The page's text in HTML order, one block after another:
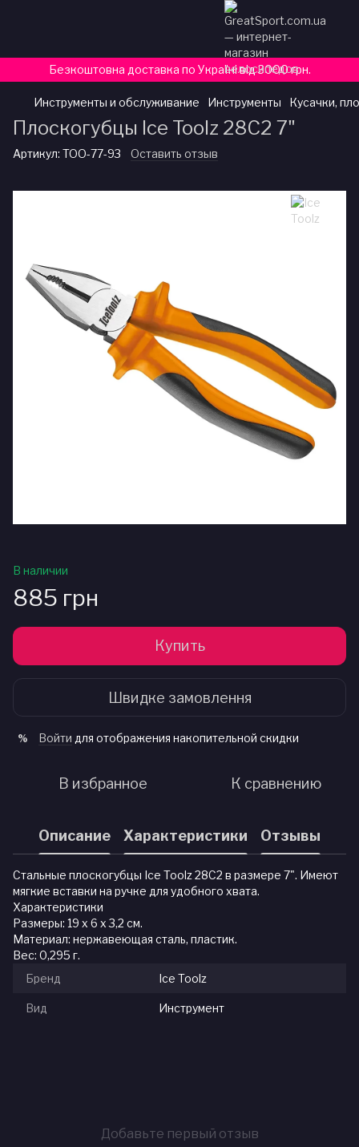
Безкоштовна доставка по Україні від 3000 грн.
Инструменты и обслуживание Инструменты Кусачки,
Плоскогубцы Ice Toolz 28C2 7"
Артикул: TOO-77-93 Оставить отзыв
В наличии
885 грн
Купить
Швидке замовлення
% Войти для отображения накопительной скидки
В избранное К сравнению
Описание Характеристики Отзывы
Стальные плоскогубцы Ice Toolz 28C2 в размере 7". Имеют
мягкие вставки на ручке для удобного хвата.
Характеристики
Размеры: 19 x 6 x 3,2 см.
Материал: нержавеющая сталь, пластик.
Вес: 0,295 г.
Бренд
Ice Toolz
Вид Инструмент
Добавьте первый отзыв